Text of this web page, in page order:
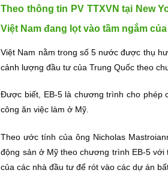
Theo thông tin PV TTXVN tại New
Việt Nam đang lọt vào tầm ngắm
Việt Nam nằm trong số 5 nước được thụ
cảnh lượng đầu tư của Trung Quốc theo
Được biết, EB-5 là chương trình cho phép
công ăn việc làm ở Mỹ.
Theo ước tính của ông Nicholas
động sản ở Mỹ theo chương trình EB-5 với
của các nhà đầu tư để rót vào các dự án